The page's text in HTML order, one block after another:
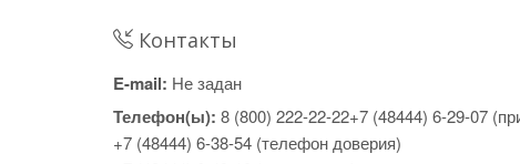
Контакты
E-mail: Не задан
Телефон(ы): 8 (800) 222-22-22+7 (48444) 6-29-07
+7 (48444) 6-38-54 (телефон доверия)